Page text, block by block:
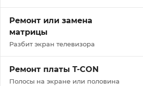
Ремонт или замена
матрицы
Разбит экран телевизора
Ремонт платы T-CON
Полосы на экране или половина